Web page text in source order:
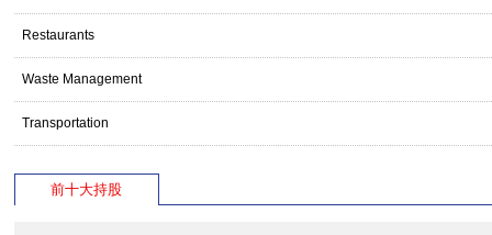
Restaurants
Waste Management
Transportation
前十大持股